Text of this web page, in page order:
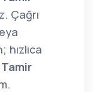
Çağrı
hızlıca
Tamir